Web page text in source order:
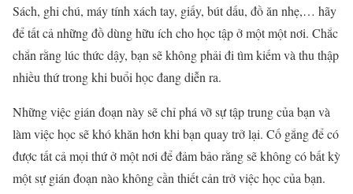
Sách, ghi chú, máy tính xách tay, giấy, bút dấu, đồ ăn nhẹ,… hãy
để tất cả những đồ dùng hữu ích cho học tập ở một một nơi. Chắc
chắn rằng lúc thức dậy, bạn sẽ không phải đi tìm kiếm và thu thập
nhiều thứ trong khi buổi học đang diễn ra.
Những việc gián đoạn này sẽ chỉ phá vỡ sự tập trung của bạn và
làm việc học sẽ khó khăn hơn khi bạn quay trở lại. Cố gắng để có
được tất cả mọi thứ ở một nơi để đảm bảo rằng sẽ không có bất kỳ
một sự gián đoạn nào không cần thiết cản trở việc học của bạn.